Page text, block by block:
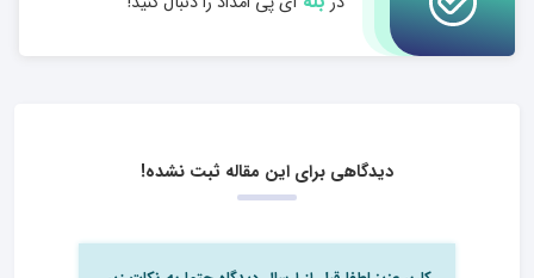
دیدگاهی برای این مقاله ثبت نشده!